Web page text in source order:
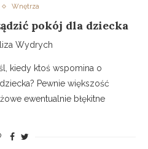
Wnętrza
pokój dla dziecka
Wydrych
kiedy ktoś wspomina o
Pewnie większość
ewentualnie błękitne